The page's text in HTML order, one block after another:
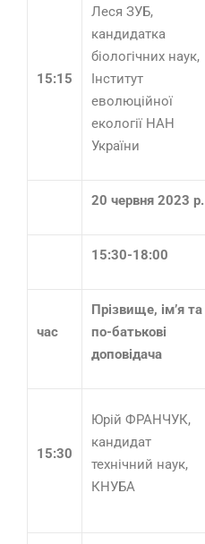
15:15
Леся ЗУБ,
кандидатка
біологічних наук,
Інститут
еволюційної
екології НАН
України
20 червня 2023 р.
15:30-18:00
час
Прізвище, ім’я та
по-батькові
доповідача
15:30
Юрій ФРАНЧУК,
кандидат
технічний наук,
КНУБА